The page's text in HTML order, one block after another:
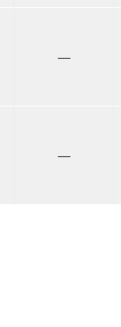
—
—